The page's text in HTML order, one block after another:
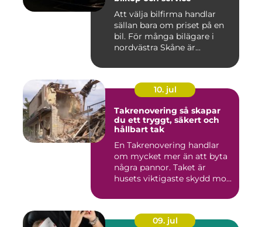
Att välja bilfirma handlar
sällan bara om priset på en
bil. För många bilägare i
nordvästra Skåne är...
10. jul
Takrenovering så skapar
du ett tryggt, säkert och
hållbart tak
En Takrenovering handlar
om mycket mer än att byta
några pannor. Taket är
husets viktigaste skydd mo...
09. jul